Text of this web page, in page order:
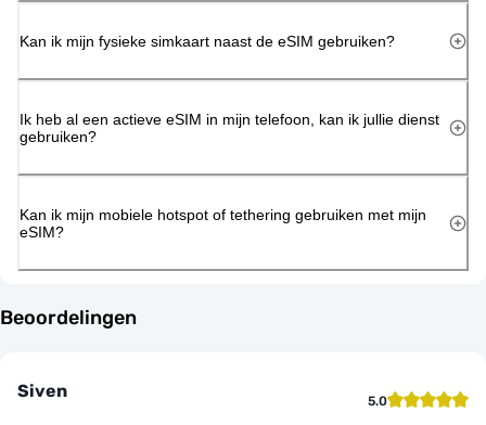
Kan ik mijn fysieke simkaart naast de eSIM gebruiken?
Ik heb al een actieve eSIM in mijn telefoon, kan ik jullie dienst
gebruiken?
Kan ik mijn mobiele hotspot of tethering gebruiken met mijn
eSIM?
Beoordelingen
Siven 5.0